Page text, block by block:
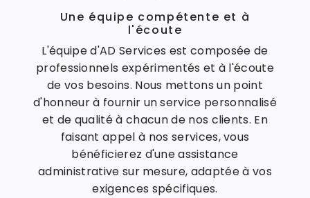
Une équipe compétente et à
l'écoute
L'équipe d'AD Services est composée de
professionnels expérimentés et à l'écoute
de vos besoins. Nous mettons un point
d'honneur à fournir un service personnalisé
et de qualité à chacun de nos clients. En
faisant appel à nos services, vous
bénéficierez d'une assistance
administrative sur mesure, adaptée à vos
exigences spécifiques.